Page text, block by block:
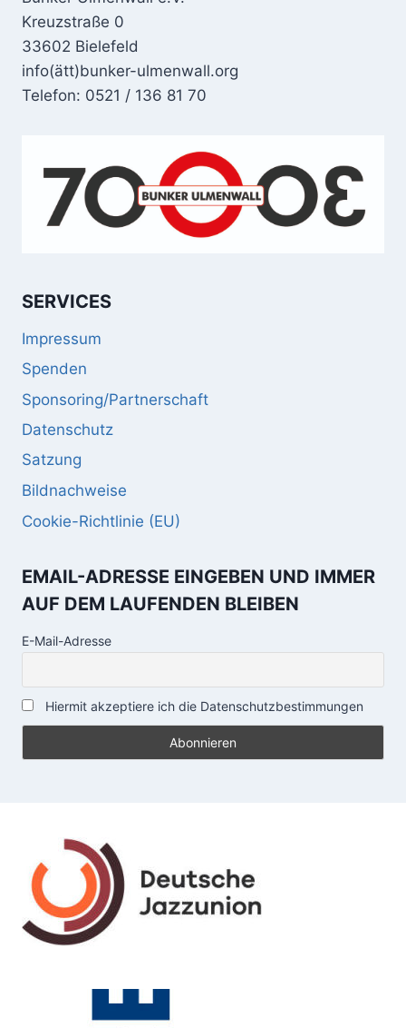
Kreuzstraße 0
33602 Bielefeld
info(ätt)bunker-ulmenwall.org
Telefon: 0521 / 136 81 70
SERVICES
Impressum
Spenden
Sponsoring/Partnerschaft
Datenschutz
Satzung
Bildnachweise
Cookie-Richtlinie (EU)
EMAIL-ADRESSE EINGEBEN UND IMMER
AUF DEM LAUFENDEN BLEIBEN
E-Mail-Adresse
Hiermit akzeptiere ich die Datenschutzbestimmungen